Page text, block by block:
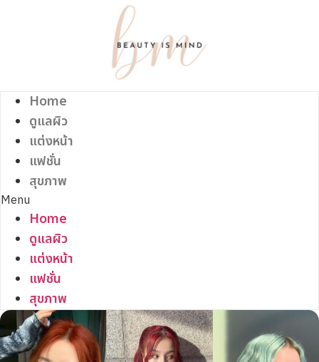
Home
ดูแลผิว
แต่งหน้า
แฟชั่น
สุขภาพ
Menu
Home
ดูแลผิว
แต่งหน้า
แฟชั่น
สุขภาพ